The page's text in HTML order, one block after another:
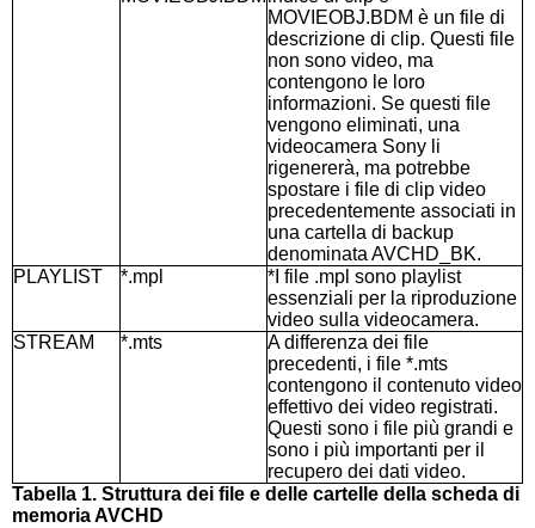
MOVIEOBJ.BDM è un file di
descrizione di clip. Questi file
non sono video, ma
contengono le loro
informazioni. Se questi file
vengono eliminati, una
videocamera Sony li
rigenererà, ma potrebbe
spostare i file di clip video
precedentemente associati in
una cartella di backup
denominata AVCHD_BK.
PLAYLIST
*.mpl
*I file .mpl sono playlist
essenziali per la riproduzione
video sulla videocamera.
STREAM
*.mts
A differenza dei file
precedenti, i file *.mts
contengono il contenuto video
effettivo dei video registrati.
Questi sono i file più grandi e
sono i più importanti per il
recupero dei dati video.
Tabella 1. Struttura dei file e delle cartelle della scheda di
memoria AVCHD